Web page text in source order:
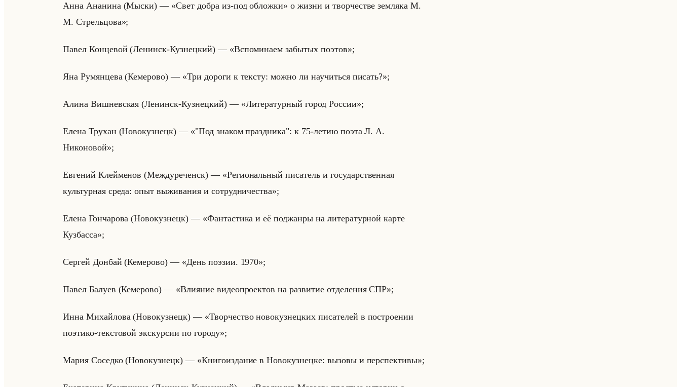
Анна Ана­ни­на (Мыски) — «Свет добра из-под обложки» о жизни и твор­че­стве зем­ля­ка М.
М. Стрельцо­ва»;
Павел Кон­це­вой (Ле­нинск-Куз­нец­кий) — «Вспоминаем забытых поэтов»;
Яна Ру­мян­це­ва (Ке­ме­ро­во) — «Три дороги к тексту: можно ли научиться писать?»;
Алина Виш­нев­ская (Ле­нинск-Куз­нец­кий) — «Литературный город России»;
Елена Тру­хан (Но­во­куз­нецк) — «"Под знаком праздника": к 75-летию поэта Л. А.
Никоновой»;
Ев­ге­ний Клейме­нов (Меж­ду­ре­ченск) — «Региональный писатель и государственная
культурная среда: опыт выживания и сотрудничества»;
Елена Гон­ча­ро­ва (Но­во­куз­нецк) — «Фантастика и её поджанры на литературной карте
Кузбасса»;
Сер­гей Дон­бай (Ке­ме­ро­во) — «День поэзии. 1970»;
Павел Ба­лу­ев (Ке­ме­ро­во) — «Влияние видеопроектов на развитие отделения СПР»;
Инна Ми­хайло­ва (Но­во­куз­нецк) — «Творчество новокузнецких писателей в построении
поэтико-текстовой экскурсии по городу»;
Мария Со­сед­ко (Но­во­куз­нецк) — «Книгоиздание в Новокузнецке: вызовы и перспективы»;